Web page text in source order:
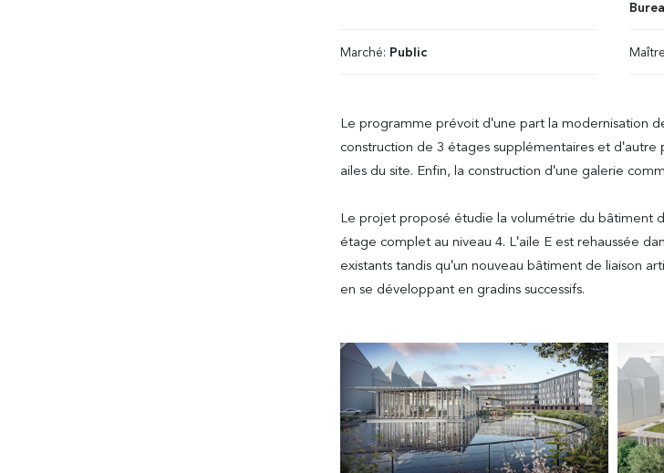
Marché: Public
Le programme prévoit d'une part la modernisation
construction de 3 étages supplémentaires et d'autre
ailes du site. Enfin, la construction d'une galerie
Le projet proposé étudie la volumétrie du bâtiment
étage complet au niveau 4. L'aile E est rehaussée
existants tandis qu'un nouveau bâtiment de liaison
en se développant en gradins successifs.